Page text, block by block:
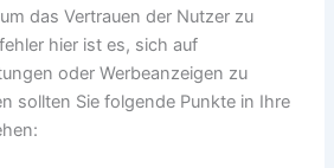
das Vertrauen der Nutzer zu
hier ist es, sich auf
oder Werbeanzeigen zu
sollten Sie folgende Punkte in Ihre